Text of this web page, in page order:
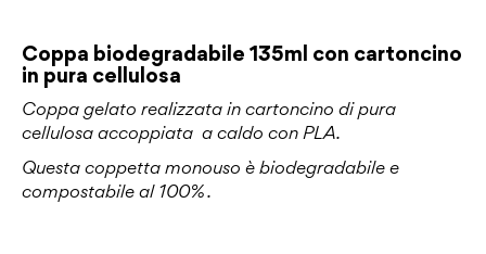
Coppa biodegradabile 135ml con cartoncino
in pura cellulosa
Coppa gelato realizzata in cartoncino di pura
cellulosa accoppiata a caldo con PLA.
Questa coppetta monouso è biodegradabile e
compostabile al 100% .